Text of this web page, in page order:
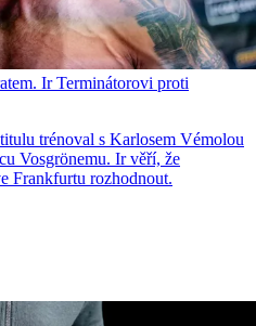
Ir Terminátorovi proti
trénoval s Karlosem Vémolou
Vosgrönemu. Ir věří, že
Frankfurtu rozhodnout.